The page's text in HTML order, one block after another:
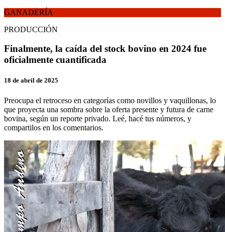
GANADERÍA
PRODUCCIÓN
Finalmente, la caída del stock bovino en 2024 fue
oficialmente cuantificada
18 de abril de 2025
Preocupa el retroceso en categorías como novillos y vaquillonas, lo
que proyecta una sombra sobre la oferta presente y futura de carne
bovina, según un reporte privado. Leé, hacé tus números, y
compartilos en los comentarios.